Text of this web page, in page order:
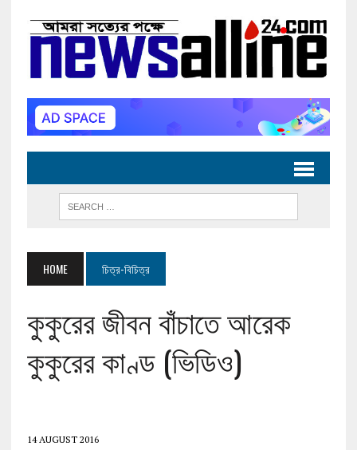
HOME চিত্র-বিচিত্র
কুকুরের জীবন বাঁচাতে আরেক
কুকুরের কাণ্ড (ভিডিও)
14 AUGUST 2016